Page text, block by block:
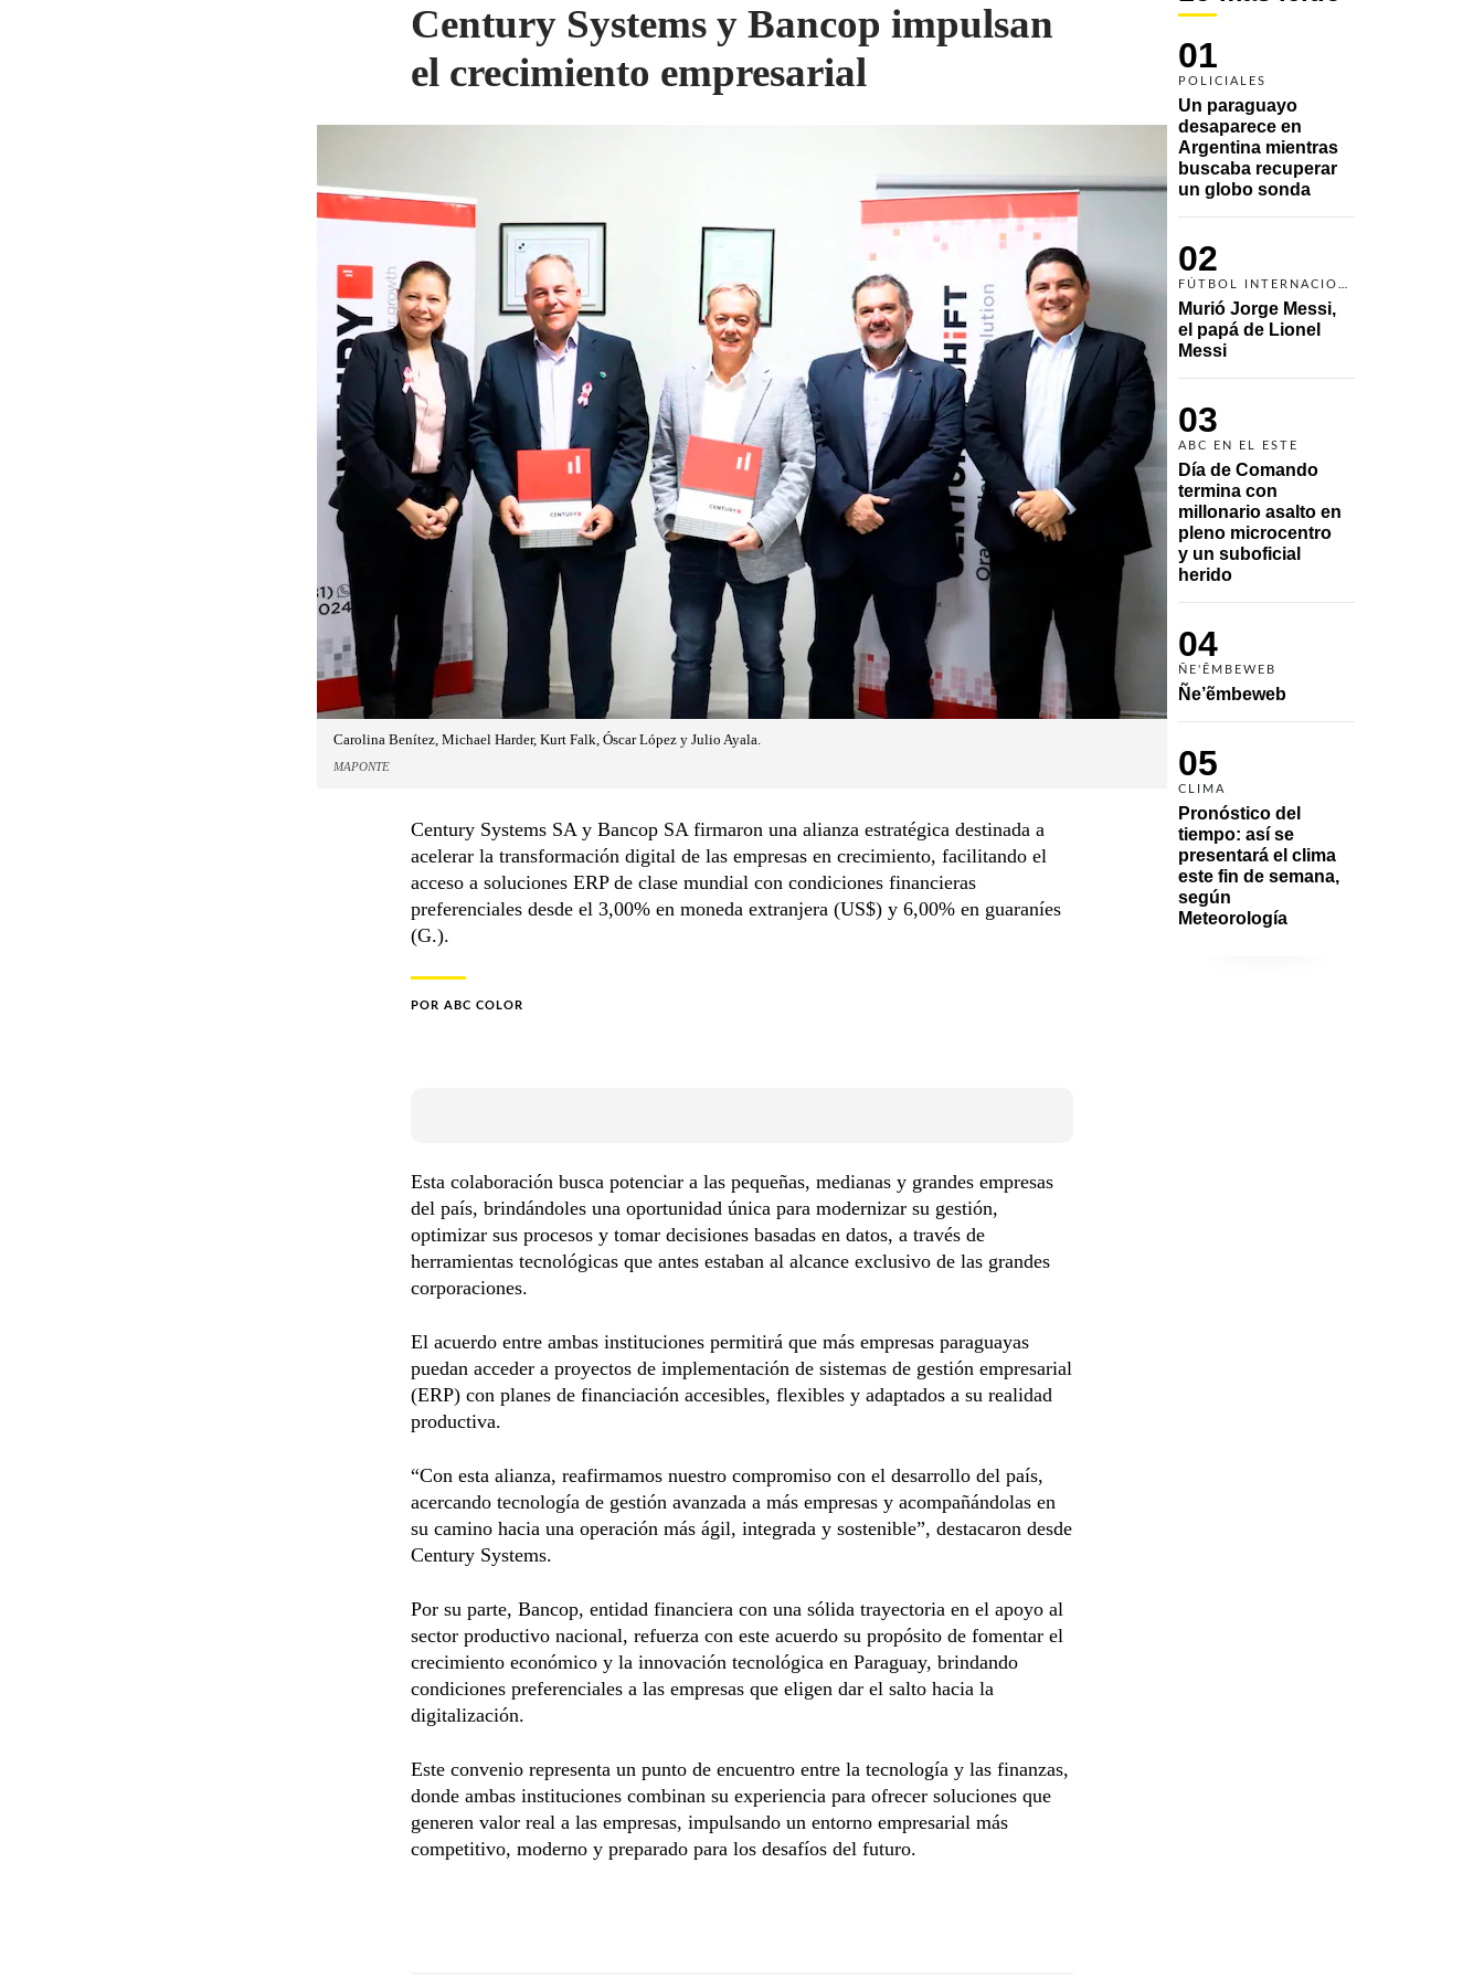
01
POLICIALES
Un paraguayo
desaparece en
Argentina mientras
buscaba recuperar
un globo sonda
02
Murió Jorge Messi,
el papá de Lionel
Messi
03
ABC EN EL ESTE
Día de Comando
termina con
millonario asalto en
pleno microcentro
y un suboficial
herido
04
ÑE'ẼMBEWEB
Ñe’ẽmbeweb
05
CLIMA
Pronóstico del
tiempo: así se
presentará el clima
este fin de semana,
según
Meteorología
Century Systems y Bancop impulsan
el crecimiento empresarial
Carolina Benítez, Michael Harder, Kurt Falk, Óscar López y Julio Ayala.
MAPONTE
Century Systems SA y Bancop SA firmaron una alianza estratégica destinada a
acelerar la transformación digital de las empresas en crecimiento, facilitando el
acceso a soluciones ERP de clase mundial con condiciones financieras
preferenciales desde el 3,00% en moneda extranjera (US$) y 6,00% en guaraníes
(G.).
POR ABC COLOR
Esta colaboración busca potenciar a las pequeñas, medianas y grandes empresas
del país, brindándoles una oportunidad única para modernizar su gestión,
optimizar sus procesos y tomar decisiones basadas en datos, a través de
herramientas tecnológicas que antes estaban al alcance exclusivo de las grandes
corporaciones.
El acuerdo entre ambas instituciones permitirá que más empresas paraguayas
puedan acceder a proyectos de implementación de sistemas de gestión empresarial
(ERP) con planes de financiación accesibles, flexibles y adaptados a su realidad
productiva.
“Con esta alianza, reafirmamos nuestro compromiso con el desarrollo del país,
acercando tecnología de gestión avanzada a más empresas y acompañándolas en
su camino hacia una operación más ágil, integrada y sostenible”, destacaron desde
Century Systems.
Por su parte, Bancop, entidad financiera con una sólida trayectoria en el apoyo al
sector productivo nacional, refuerza con este acuerdo su propósito de fomentar el
crecimiento económico y la innovación tecnológica en Paraguay, brindando
condiciones preferenciales a las empresas que eligen dar el salto hacia la
digitalización.
Este convenio representa un punto de encuentro entre la tecnología y las finanzas,
donde ambas instituciones combinan su experiencia para ofrecer soluciones que
generen valor real a las empresas, impulsando un entorno empresarial más
competitivo, moderno y preparado para los desafíos del futuro.